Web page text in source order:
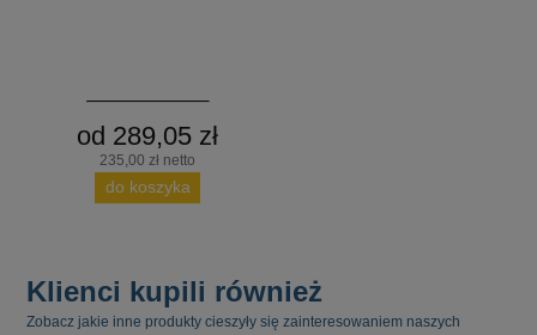
od 289,05 zł
235,00 zł netto
do koszyka
Klienci kupili również
Zobacz jakie inne produkty cieszyły się zainteresowaniem naszych